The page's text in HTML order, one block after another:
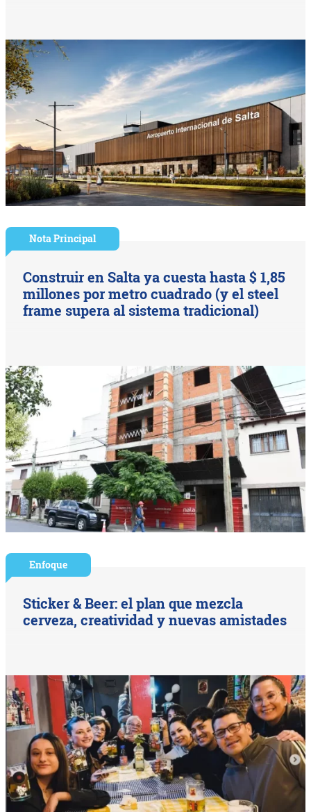
Nota Principal
Construir en Salta ya cuesta hasta $ 1,85
millones por metro cuadrado (y el steel
frame supera al sistema tradicional)
Enfoque
Sticker & Beer: el plan que mezcla
cerveza, creatividad y nuevas amistades